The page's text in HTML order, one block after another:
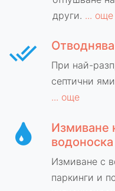
други. ... още
При най-
септични
... още
Измиване
водоноска
Измиване с
паркинги и